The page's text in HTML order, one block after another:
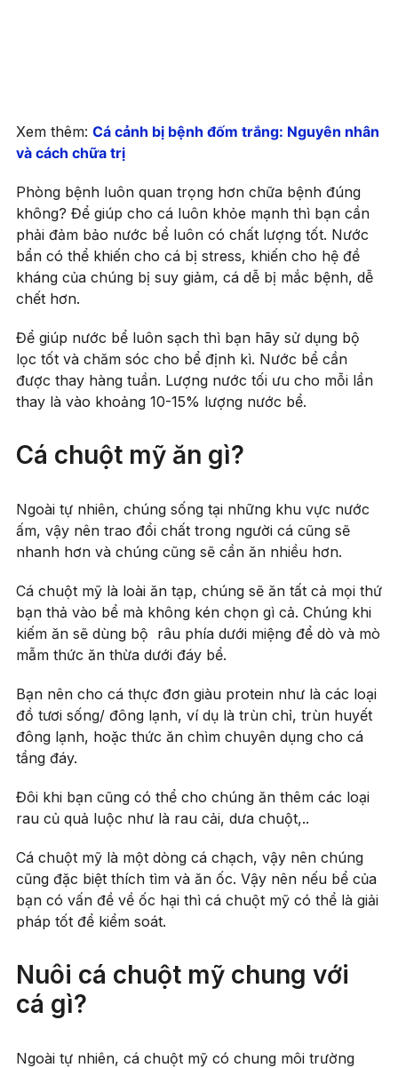
Xem thêm: Cá cảnh bị bệnh đốm trắng: Nguyên nhân
và cách chữa trị
Phòng bệnh luôn quan trọng hơn chữa bệnh đúng
không? Để giúp cho cá luôn khỏe mạnh thì bạn cần
phải đảm bảo nước bể luôn có chất lượng tốt. Nước
bẩn có thể khiến cho cá bị stress, khiến cho hệ đề
kháng của chúng bị suy giảm, cá dễ bị mắc bệnh, dễ
chết hơn.
Để giúp nước bể luôn sạch thì bạn hãy sử dụng bộ
lọc tốt và chăm sóc cho bể định kì. Nước bể cần
được thay hàng tuần. Lượng nước tối ưu cho mỗi lần
thay là vào khoảng 10-15% lượng nước bể.
Cá chuột mỹ ăn gì?
Ngoài tự nhiên, chúng sống tại những khu vực nước
ấm, vậy nên trao đổi chất trong người cá cũng sẽ
nhanh hơn và chúng cũng sẽ cần ăn nhiều hơn.
Cá chuột mỹ là loài ăn tạp, chúng sẽ ăn tất cả mọi thứ
bạn thả vào bể mà không kén chọn gì cả. Chúng khi
kiếm ăn sẽ dùng bộ râu phía dưới miệng để dò và mò
mẫm thức ăn thừa dưới đáy bể.
Bạn nên cho cá thực đơn giàu protein như là các loại
đồ tươi sống/ đông lạnh, ví dụ là trùn chỉ, trùn huyết
đông lạnh, hoặc thức ăn chìm chuyên dụng cho cá
tầng đáy.
Đôi khi bạn cũng có thể cho chúng ăn thêm các loại
rau củ quả luộc như là rau cải, dưa chuột,..
Cá chuột mỹ là một dòng cá chạch, vậy nên chúng
cũng đặc biệt thích tìm và ăn ốc. Vậy nên nếu bể của
bạn có vấn đề về ốc hại thì cá chuột mỹ có thể là giải
pháp tốt để kiểm soát.
Nuôi cá chuột mỹ chung với
cá gì?
Ngoài tự nhiên, cá chuột mỹ có chung môi trường